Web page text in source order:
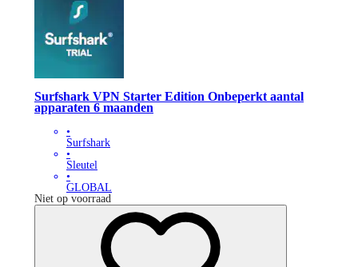
Surfshark VPN Starter Edition Onbeperkt aantal
apparaten 6 maanden
•
Surfshark
•
Sleutel
•
GLOBAL
Niet op voorraad